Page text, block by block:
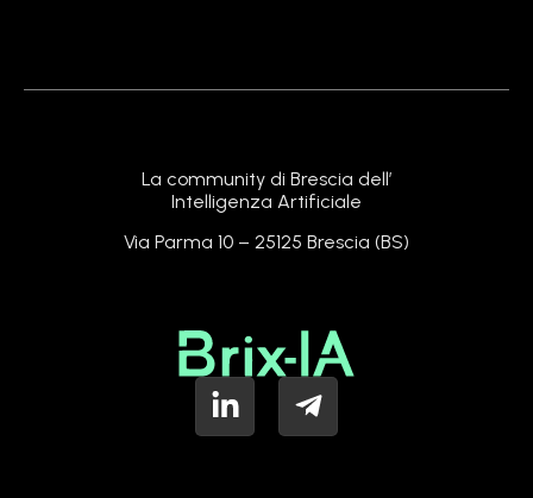
La community di Brescia dell’
Intelligenza Artificiale
Via Parma 10 – 25125 Brescia (BS)